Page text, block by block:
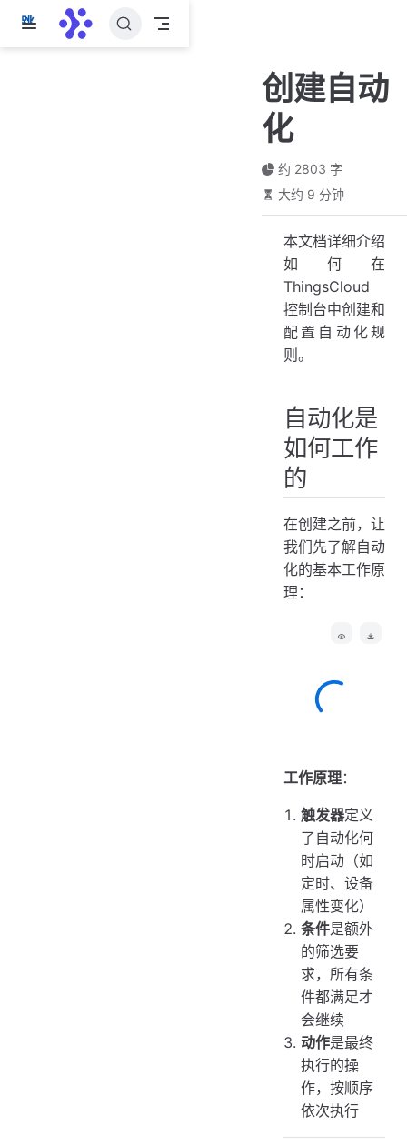
跳
创建自动
化
约 2803 字
大约 9 分钟
本文档详细介绍
如何在
ThingsCloud
控制台中创建和
配置自动化规
则。
自动化是
如何工作
的
在创建之前，让
我们先了解自动
化的基本工作原
理：
工作原理：
触发器定义
了自动化何
时启动（如
定时、设备
属性变化）
条件是额外
的筛选要
求，所有条
件都满足才
会继续
动作是最终
执行的操
作，按顺序
依次执行